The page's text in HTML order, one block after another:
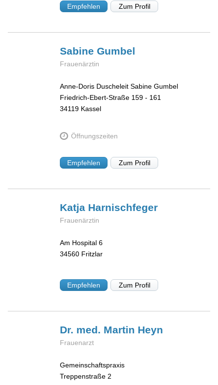
Empfehlen Zum Profil
SabineGumbel
Frauenärztin
Anne-Doris Duscheleit Sabine Gumbel
Friedrich-Ebert-Straße 159 - 161
34119 Kassel
Öffnungszeiten
Empfehlen Zum Profil
Katja Harnischfeger
Frauenärztin
Am Hospital 6
34560 Fritzlar
Empfehlen Zum Profil
Dr. med. Martin Heyn
Frauenarzt
Gemeinschaftspraxis
Treppenstraße 2